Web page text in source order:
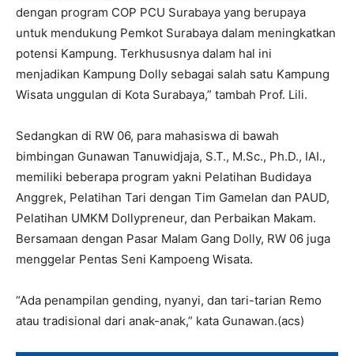
dengan program COP PCU Surabaya yang berupaya
untuk mendukung Pemkot Surabaya dalam meningkatkan
potensi Kampung. Terkhususnya dalam hal ini
menjadikan Kampung Dolly sebagai salah satu Kampung
Wisata unggulan di Kota Surabaya,” tambah Prof. Lili.
Sedangkan di RW 06, para mahasiswa di bawah
bimbingan Gunawan Tanuwidjaja, S.T., M.Sc., Ph.D., IAI.,
memiliki beberapa program yakni Pelatihan Budidaya
Anggrek, Pelatihan Tari dengan Tim Gamelan dan PAUD,
Pelatihan UMKM Dollypreneur, dan Perbaikan Makam.
Bersamaan dengan Pasar Malam Gang Dolly, RW 06 juga
menggelar Pentas Seni Kampoeng Wisata.
“Ada penampilan gending, nyanyi, dan tari-tarian Remo
atau tradisional dari anak-anak,” kata Gunawan.(acs)